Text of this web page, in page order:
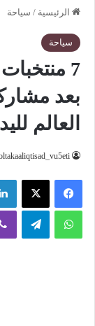
الرئيسية / سياحة
سياحة
7
بعد
العالم لليد
فيسبوك ‫X
واتساب تيلقرام